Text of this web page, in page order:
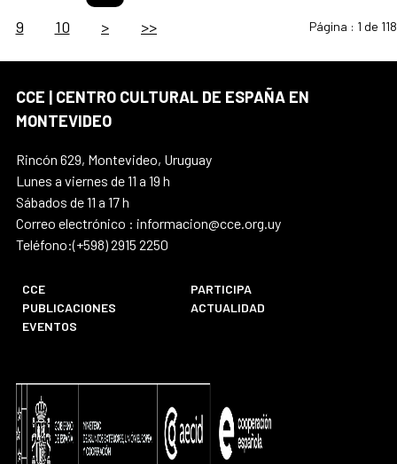
9
10 > >> Página : 1 de 118
CCE | CENTRO CULTURAL DE ESPAÑA EN
MONTEVIDEO
Rincón 629, Montevideo, Uruguay
Lunes a viernes de 11 a 19 h
Sábados de 11 a 17 h
Correo electrónico : informacion@cce.org.uy
Teléfono:(+598) 2915 2250
CCE
PARTICIPA
PUBLICACIONES
ACTUALIDAD
EVENTOS